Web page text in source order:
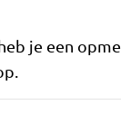
je een